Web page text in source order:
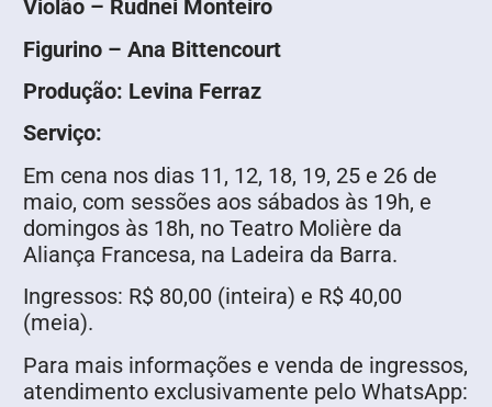
Violão – Rudnei Monteiro
Figurino – Ana Bittencourt
Produção: Levina Ferraz
Serviço:
Em cena nos dias 11, 12, 18, 19, 25 e 26 de
maio, com sessões aos sábados às 19h, e
domingos às 18h, no Teatro Molière da
Aliança Francesa, na Ladeira da Barra.
Ingressos: R$ 80,00 (inteira) e R$ 40,00
(meia).
Para mais informações e venda de ingressos,
atendimento exclusivamente pelo WhatsApp: